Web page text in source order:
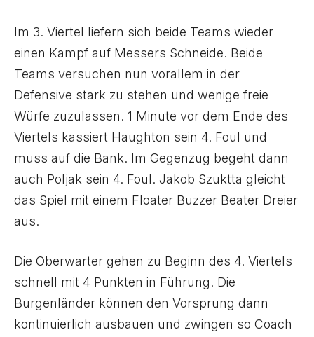
Im 3. Viertel liefern sich beide Teams wieder
einen Kampf auf Messers Schneide. Beide
Teams versuchen nun vorallem in der
Defensive stark zu stehen und wenige freie
Würfe zuzulassen. 1 Minute vor dem Ende des
Viertels kassiert Haughton sein 4. Foul und
muss auf die Bank. Im Gegenzug begeht dann
auch Poljak sein 4. Foul. Jakob Szuktta gleicht
das Spiel mit einem Floater Buzzer Beater Dreier
aus.
Die Oberwarter gehen zu Beginn des 4. Viertels
schnell mit 4 Punkten in Führung. Die
Burgenländer können den Vorsprung dann
kontinuierlich ausbauen und zwingen so Coach